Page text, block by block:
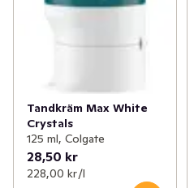
Tandkräm Max White
Crystals
125 ml, Colgate
28,50 kr
228,00 kr /l